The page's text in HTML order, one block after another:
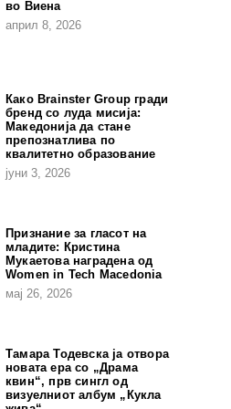
во Виена
април 8, 2026
Како Brainster Group гради
бренд со луда мисија:
Македонија да стане
препознатлива по
квалитетно образование
јуни 3, 2026
Признание за гласот на
младите: Кристина
Мукаетова наградена од
Women in Tech Macedonia
мај 26, 2026
Тамара Тодевска ја отвора
новата ера со „Драма
квин“, прв сингл од
визуелниот албум „Кукла